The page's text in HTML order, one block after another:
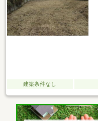
建築条件なし